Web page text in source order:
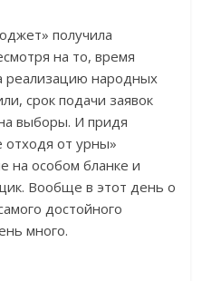
получила
на то, время
реализацию народных
срок подачи заявок
выборы. И придя
отходя от урны»
на особом бланке и
Вообще в этот день о
достойного
много.